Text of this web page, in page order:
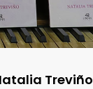
Treviño